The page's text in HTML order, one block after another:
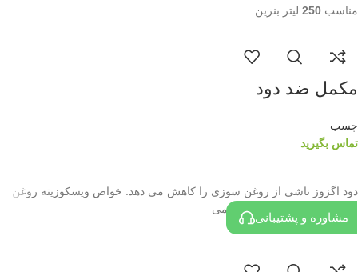
مناسب 250 لیتر بنزین
مکمل ضد دود
چسب
تماس بگیرید
دود اگزوز ناشی از روغن سوزی را کاهش می دهد. خواص ویسکوزیته روغن
را در دمای بالای روغن بهبود می
مشاوره و پشتیبانی